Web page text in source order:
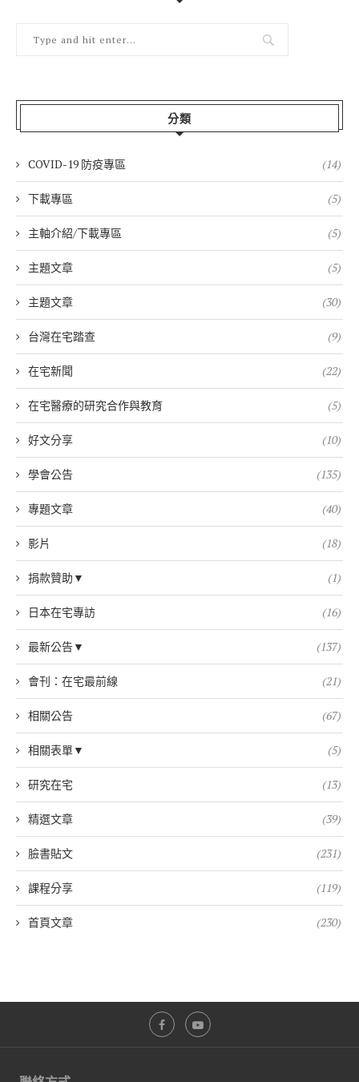
分類
COVID-19 防疫專區 (14)
下載專區 (5)
主軸介紹/下載專區 (5)
主題文章 (5)
主題文章 (30)
台灣在宅踏查 (9)
在宅新聞 (22)
在宅醫療的研究合作與教育 (5)
好文分享 (10)
學會公告 (135)
專題文章 (40)
影片 (18)
捐款贊助▼ (1)
日本在宅專訪 (16)
最新公告▼ (137)
會刊：在宅最前線 (21)
相關公告 (67)
相關表單▼ (5)
研究在宅 (13)
精選文章 (39)
臉書貼文 (231)
課程分享 (119)
首頁文章 (230)